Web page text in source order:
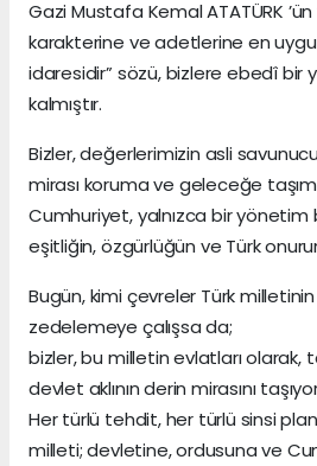
Gazi Mustafa Kemal ATATÜRK
karakterine ve adetlerine en
idaresidir” sözü, bizlere ebedî bir
kalmıştır.
Bizler, değerlerimizin asli
mirası koruma ve geleceğe taşıma
Cumhuriyet, yalnızca bir
eşitliğin, özgürlüğün ve Türk
Bugün, kimi çevreler Türk
zedelemeye çalışsa da;
bizler, bu milletin evlatları olarak,
devlet aklının derin mirasını
Her türlü tehdit, her türlü sinsi plan
milleti; devletine, ordusuna ve